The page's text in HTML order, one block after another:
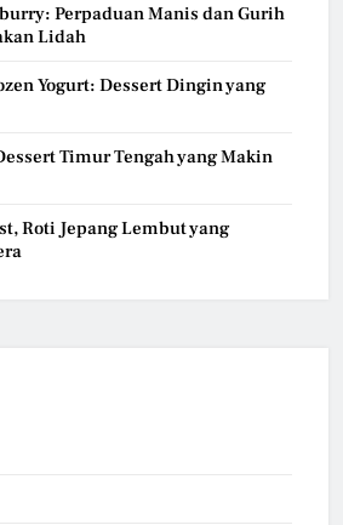
Perpaduan Manis dan Gurih
Lidah
Yogurt: Dessert Dingin yang
Timur Tengah yang Makin
Roti Jepang Lembut yang